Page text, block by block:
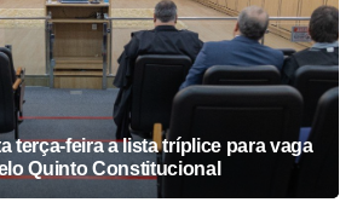
terça-feira a lista tríplice para vaga
Quinto Constitucional